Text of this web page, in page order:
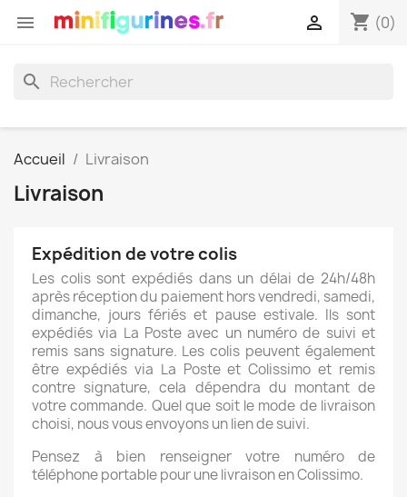
 shopping_cart (0)

search
Accueil Livraison
Livraison
Expédition de votre colis
Les colis sont expédiés dans un délai de 24h/48h
après réception du paiement hors vendredi, samedi,
dimanche, jours fériés et pause estivale. Ils sont
expédiés via La Poste avec un numéro de suivi et
remis sans signature. Les colis peuvent également
être expédiés via La Poste et Colissimo et remis
contre signature, cela dépendra du montant de
votre commande. Quel que soit le mode de livraison
choisi, nous vous envoyons un lien de suivi.
Pensez à bien renseigner votre numéro de
téléphone portable pour une livraison en Colissimo.